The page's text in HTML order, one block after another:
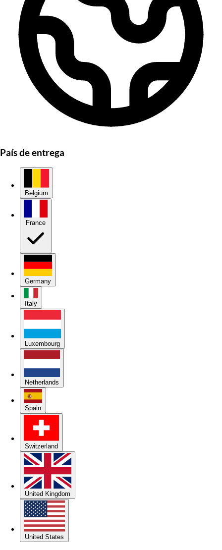
País de entrega
Belgium
Germany
Italy
Luxembourg
Netherlands
Spain
Switzerland
United Kingdom
United States